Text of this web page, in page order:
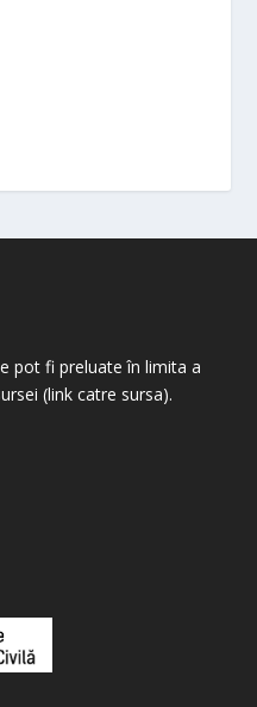
pot fi preluate în limita a
(link catre sursa).